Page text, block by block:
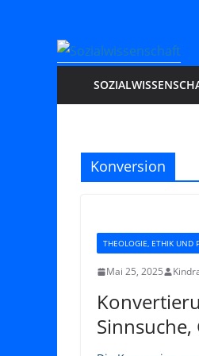
Inhalt
springen
Konversion
THEOLOGIE, ETHIK UND
Mai 25, 2025